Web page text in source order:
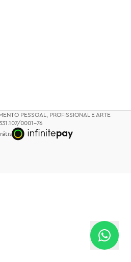
PESSOAL, PROFISSIONAL E ARTE
0001-76